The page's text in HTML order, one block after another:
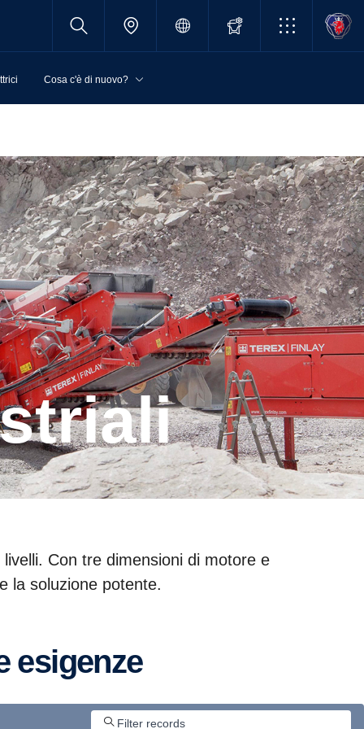
Cosa c'è di nuovo?
Con tre dimensioni di motore e
la soluzione potente.
esigenze